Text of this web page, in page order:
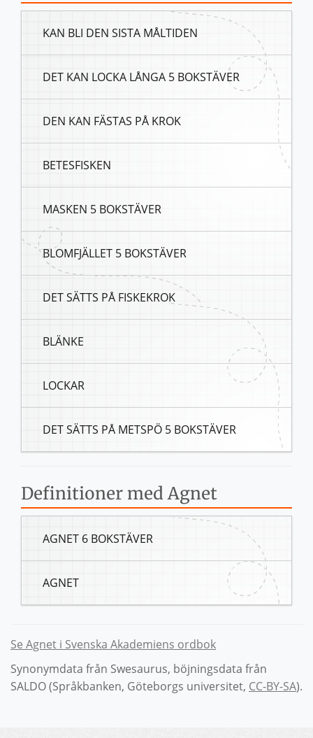
KAN BLI DEN SISTA MÅLTIDEN
DET KAN LOCKA LÅNGA 5 BOKSTÄVER
DEN KAN FÄSTAS PÅ KROK
BETESFISKEN
MASKEN 5 BOKSTÄVER
BLOMFJÄLLET 5 BOKSTÄVER
DET SÄTTS PÅ FISKEKROK
BLÄNKE
LOCKAR
DET SÄTTS PÅ METSPÖ 5 BOKSTÄVER
Definitioner med Agnet
AGNET 6 BOKSTÄVER
AGNET
Se Agnet i Svenska Akademiens ordbok
Synonymdata från Swesaurus, böjningsdata från
SALDO (Språkbanken, Göteborgs universitet, CC-BY-SA).